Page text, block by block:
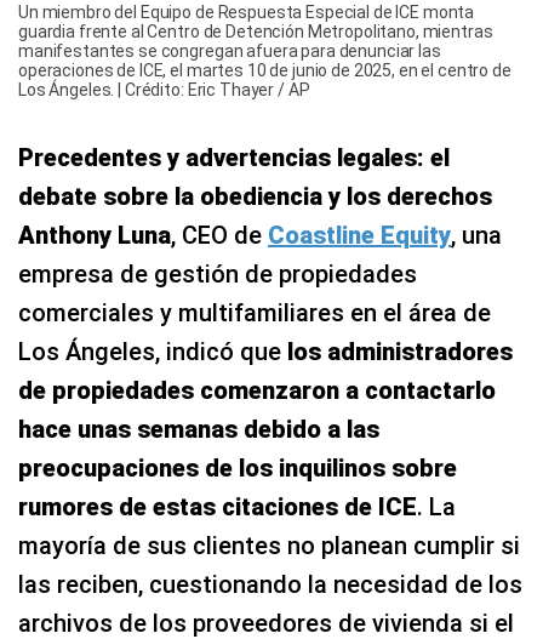
Un miembro del Equipo de Respuesta Especial de ICE monta
guardia frente al Centro de Detención Metropolitano, mientras
manifestantes se congregan afuera para denunciar las
operaciones de ICE, el martes 10 de junio de 2025, en el centro de
Los Ángeles. | Crédito: Eric Thayer / AP
Precedentes y advertencias legales: el
debate sobre la obediencia y los derechos
Anthony Luna, CEO de Coastline Equity, una
empresa de gestión de propiedades
comerciales y multifamiliares en el área de
Los Ángeles, indicó que los administradores
de propiedades comenzaron a contactarlo
hace unas semanas debido a las
preocupaciones de los inquilinos sobre
rumores de estas citaciones de ICE. La
mayoría de sus clientes no planean cumplir si
las reciben, cuestionando la necesidad de los
archivos de los proveedores de vivienda si el